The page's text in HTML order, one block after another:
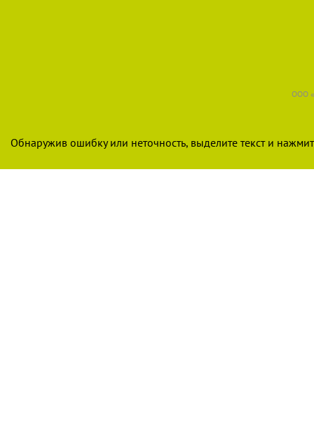
ООО
Обнаружив ошибку или неточность, выделите текст и